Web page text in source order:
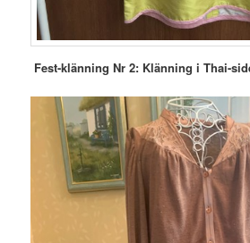
Fest-klänning Nr 2: Klänning i Thai-